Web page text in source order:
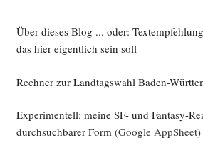
Über dieses Blog ... oder:
das hier eigentlich sein soll
Rechner zur Landtagswahl Baden-
Experimentell: meine SF- und Fantasy-
durchsuchbarer Form(Google AppSheet)